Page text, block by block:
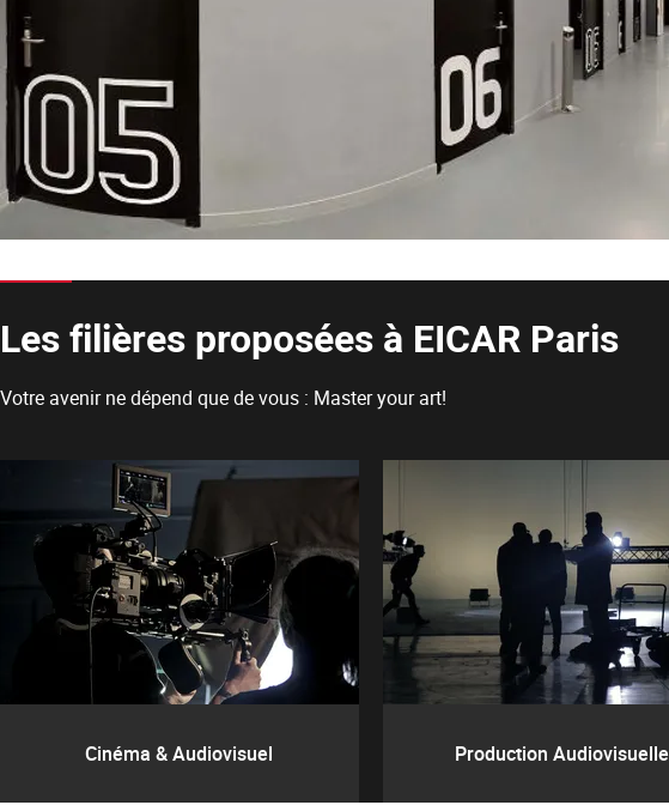
Les filières proposées à EICAR Paris
Votre avenir ne dépend que de vous : Master your art!
Cinéma & Audiovisuel Production Audiovisuelle